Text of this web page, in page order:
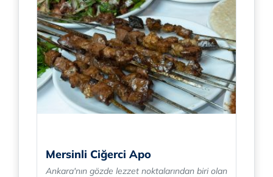
Mersinli Ciğerci Apo
Ankara'nın gözde lezzet noktalarından biri olan